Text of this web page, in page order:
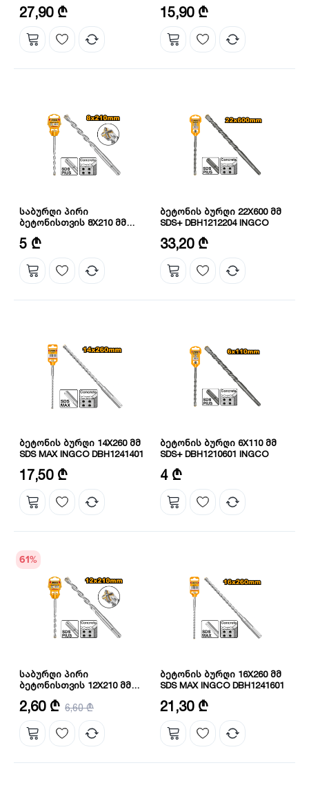
დიამეტრი: 18 მმ
სიგრძე: 340 მმ
27,90 ₾ ზომა: 18X310 მმ
15,90 ₾
საბურღი პირი
ბეტონისთვის 8X210 მმ
დიამეტრი: 8 მმ
ზომა: 8X210 მმ
5 ₾
ბეტონის ბურღი 22X600 მმ
SDS+ DBH1212204 INGCO
დიამეტრი: 22 მმ
სიგრძე: 600 მმ
33,20 ₾
ბეტონის ბურღი 14X260 მმ
SDS MAX INGCO DBH1241401
დიამეტრი: 14 მმ
სიგრძე: 260 მმ
17,50 ₾
ბეტონის ბურღი 6X110 მმ
SDS+ DBH1210601 INGCO
დიამეტრი: 6 მმ
სიგრძე: 110 მმ
4 ₾
61%
საბურღი პირი
ბეტონისთვის 12X210 მმ
დიამეტრი: 12 მმ
ზომა: 12X210 მმ
2,60 ₾ 6,60 ₾
ბეტონის ბურღი 16X260 მმ
SDS MAX INGCO DBH1241601
დიამეტრი: 16 მმ
სიგრძე: 260 მმ
21,30 ₾